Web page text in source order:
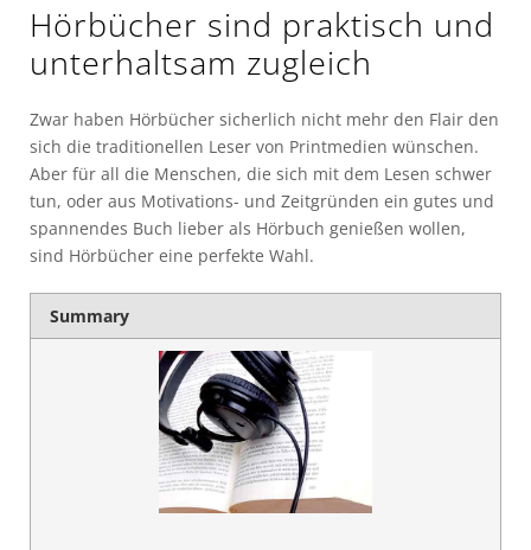
Hörbücher sind praktisch und
unterhaltsam zugleich
Zwar haben Hörbücher sicherlich nicht mehr den Flair den
sich die traditionellen Leser von Printmedien wünschen.
Aber für all die Menschen, die sich mit dem Lesen schwer
tun, oder aus Motivations- und Zeitgründen ein gutes und
spannendes Buch lieber als Hörbuch genießen wollen,
sind Hörbücher eine perfekte Wahl.
Summary